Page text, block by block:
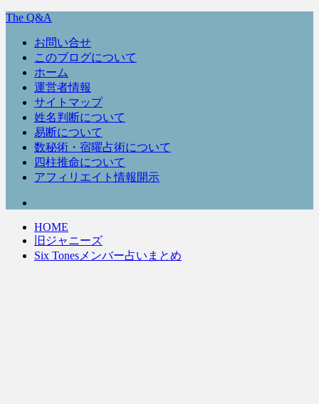
The Q&A
お問い合せ
このブログについて
ホーム
運営者情報
サイトマップ
姓名判断について
易断について
数秘術・宿曜占術について
四柱推命について
アフィリエイト情報開示
HOME
旧ジャニーズ
Six Tonesメンバー占いまとめ